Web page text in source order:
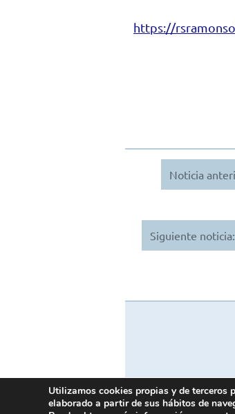
https://
Navegación
entradas
Noticia
Siguiente noticia:
Utilizamos cookies propias y de
elaborado a partir de sus hábitos de